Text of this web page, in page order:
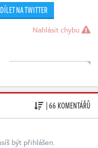
NA TWITTER
Nahlásit chybu
| 66 KOMENTÁŘŮ
být přihlášen.